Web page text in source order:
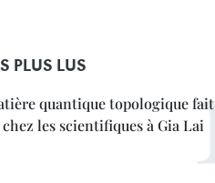
PLUS LUS
quantique topologique fait
les scientifiques à Gia Lai